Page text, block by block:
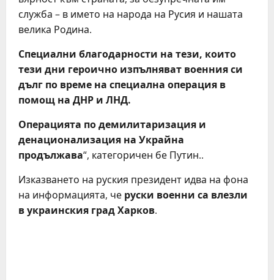
служба – в името на народа на Русия и нашата
велика Родина.
Специални благодарности на тези, които
тези дни героично изпълняват военния си
дълг по време на специална операция в
помощ на ДНР и ЛНД.
Операцията по демилитаризация и
денационализация на Украйна
продължава“, категоричен бе Путин..
Изказването на руския президент идва на фона
на информацията, че руски военни са влезли
в украинския град Харков.